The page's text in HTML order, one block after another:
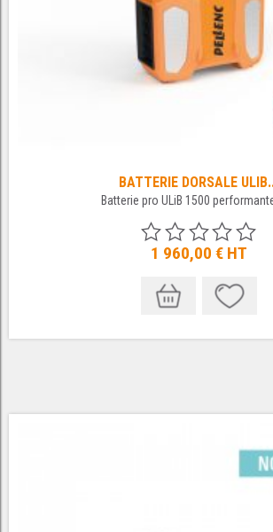
BATTERIE DORSALE
Batterie pro ULiB 1500 performante
1 960,00 € HT